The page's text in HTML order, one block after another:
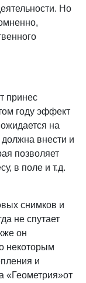
Но
принес
году эффект
на
внести и
позволяет
в поле и т.д.
снимков и
не спутает
он
некоторым
и